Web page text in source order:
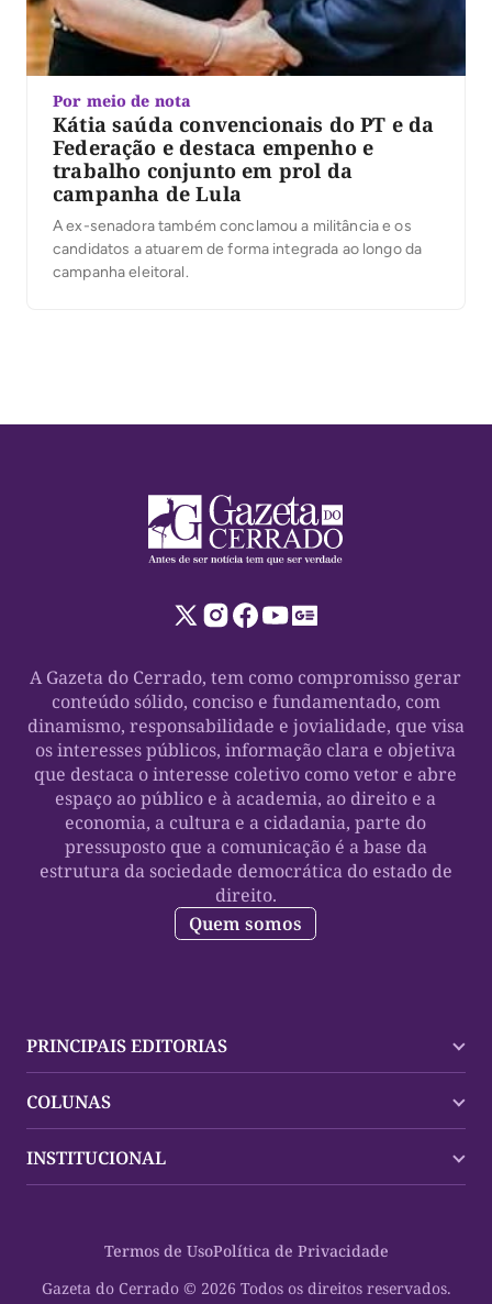
Por meio de nota
Kátia saúda convencionais do PT e da
Federação e destaca empenho e
trabalho conjunto em prol da
campanha de Lula
A ex-senadora também conclamou a militância e os
candidatos a atuarem de forma integrada ao longo da
campanha eleitoral.
A Gazeta do Cerrado, tem como compromisso gerar
conteúdo sólido, conciso e fundamentado, com
dinamismo, responsabilidade e jovialidade, que visa
os interesses públicos, informação clara e objetiva
que destaca o interesse coletivo como vetor e abre
espaço ao público e à academia, ao direito e a
economia, a cultura e a cidadania, parte do
pressuposto que a comunicação é a base da
estrutura da sociedade democrática do estado de
direito.
Quem somos
PRINCIPAIS EDITORIAS
Palmas
Mundo
Oportunidades
Cultura
COLUNAS
Policial
Planeta Vivo
Espaço Cidadania
INSTITUCIONAL
Gazeta do Cerrado © 2026 Todos os direitos reservados.
Termos de UsoPolítica de Privacidade